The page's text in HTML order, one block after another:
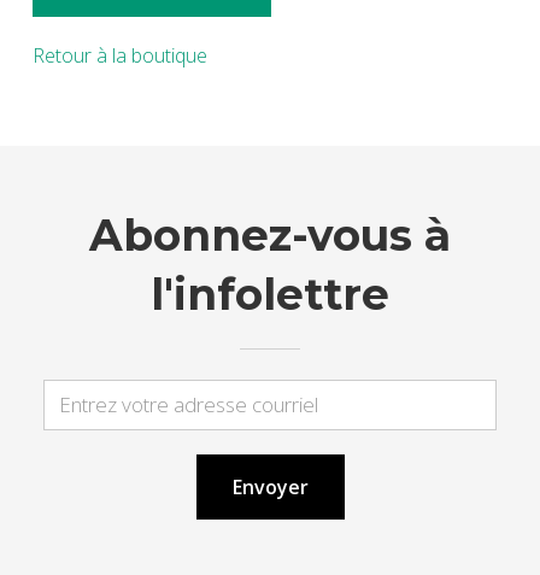
Retour à la boutique
Abonnez-vous à
l'infolettre